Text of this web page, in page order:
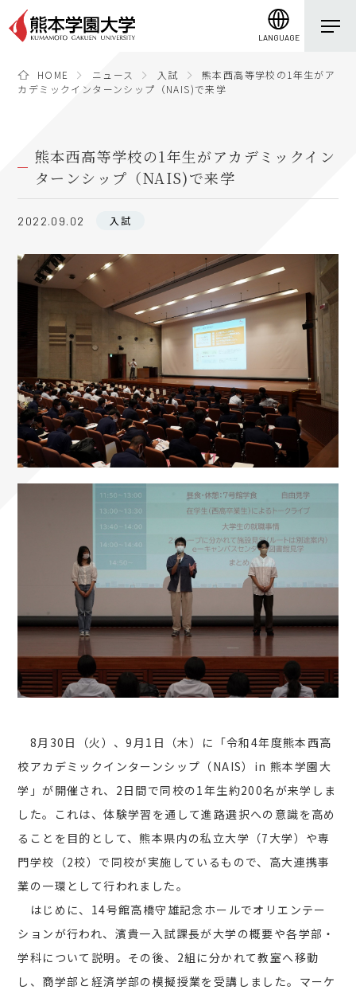
LANGUAGE
HOME ニュース 入試
熊本西高等学校の1年生がア
カデミックインターンシップ（NAIS)で来学
熊本西高等学校の1年生がアカデミックイン
ターンシップ（NAIS)で来学
入試
2022.09.02
8月30日（火）、9月1日（木）に「令和4年度熊本西高
校アカデミックインターンシップ（NAIS）in 熊本学園大
学」が開催され、2日間で同校の1年生約200名が来学しま
した。これは、体験学習を通して進路選択への意識を高め
ることを目的として、熊本県内の私立大学（7大学）や専
門学校（2校）で同校が実施しているもので、高大連携事
業の一環として行われました。
はじめに、14号館高橋守雄記念ホールでオリエンテー
ションが行われ、濱貴一入試課長が大学の概要や各学部・
学科について説明。その後、2組に分かれて教室へ移動
し、商学部と経済学部の模擬授業を受講しました。マーケ